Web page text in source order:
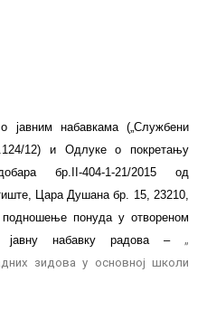
набавкама („Службени
12) и Одлуке о покретању
бр.II-404-1-21/2015 од
Цара Душана бр. 15, 23210,
понуда у отвореном
јавну набавку радова – „
зидова у основној школи